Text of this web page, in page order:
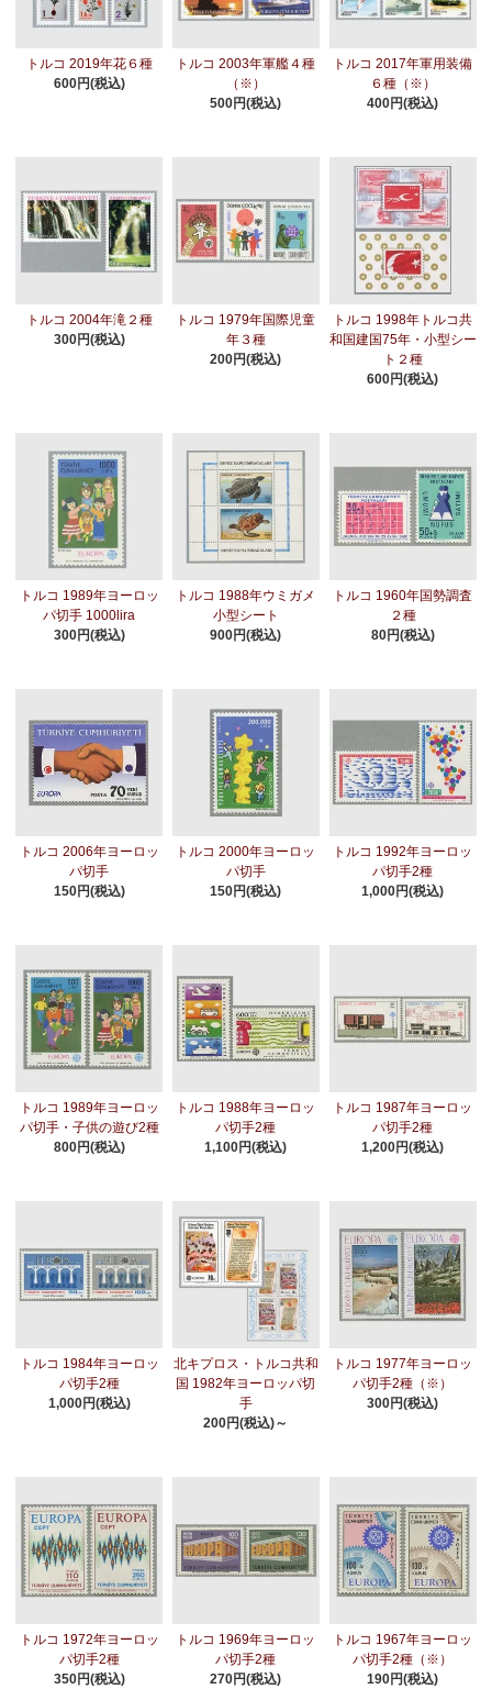
トルコ 2019年花６種
600円(税込)
トルコ 2003年軍艦４種
（※）
500円(税込)
トルコ 2017年軍用装備
６種（※）
400円(税込)
トルコ 2004年滝２種
300円(税込)
トルコ 1979年国際児童
年３種
200円(税込)
トルコ 1998年トルコ共
和国建国75年・小型シー
ト２種
600円(税込)
トルコ 1989年ヨーロッ
パ切手 1000lira
300円(税込)
トルコ 1988年ウミガメ
小型シート
900円(税込)
トルコ 1960年国勢調査
２種
80円(税込)
トルコ 2006年ヨーロッ
パ切手
150円(税込)
トルコ 2000年ヨーロッ
パ切手
150円(税込)
トルコ 1992年ヨーロッ
パ切手2種
1,000円(税込)
トルコ 1989年ヨーロッ
パ切手・子供の遊び2種
800円(税込)
トルコ 1988年ヨーロッ
パ切手2種
1,100円(税込)
トルコ 1987年ヨーロッ
パ切手2種
1,200円(税込)
トルコ 1984年ヨーロッ
パ切手2種
1,000円(税込)
北キプロス・トルコ共和
国 1982年ヨーロッパ切
手
200円(税込)～
トルコ 1977年ヨーロッ
パ切手2種（※）
300円(税込)
トルコ 1972年ヨーロッ
パ切手2種
350円(税込)
トルコ 1969年ヨーロッ
パ切手2種
270円(税込)
トルコ 1967年ヨーロッ
パ切手2種（※）
190円(税込)